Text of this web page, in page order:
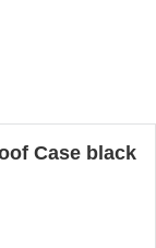
Case black